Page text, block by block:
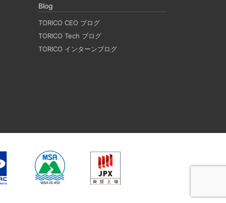
のリマインド設定
開発環境を構築する。 以前は
）で挫折したが、今回は得意な
Blog
TORICO CEO ブログ
TORICO Tech ブログ
TORICO インターンブログ